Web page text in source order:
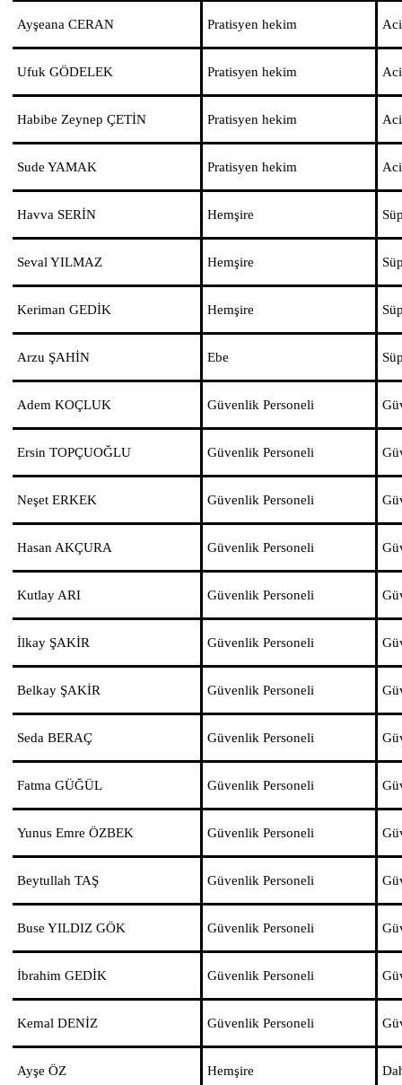
Ayşeana CERAN Pratisyen hekim
Ufuk GÖDELEK Pratisyen hekim
Habibe Zeynep ÇETİN Pratisyen hekim
Sude YAMAK Pratisyen hekim
Havva SERİN Hemşire
Seval YILMAZ Hemşire
Keriman GEDİK Hemşire
Arzu ŞAHİN Ebe
Adem KOÇLUK Güvenlik Personeli
Ersin TOPÇUOĞLU Güvenlik Personeli
Neşet ERKEK Güvenlik Personeli
Hasan AKÇURA Güvenlik Personeli
Kutlay ARI Güvenlik Personeli
İlkay ŞAKİR Güvenlik Personeli
Belkay ŞAKİR Güvenlik Personeli
Seda BERAÇ Güvenlik Personeli
Fatma GÜĞÜL Güvenlik Personeli
Yunus Emre ÖZBEK Güvenlik Personeli
Beytullah TAŞ Güvenlik Personeli
Buse YILDIZ GÖK Güvenlik Personeli
İbrahim GEDİK Güvenlik Personeli
Kemal DENİZ Güvenlik Personeli
Ayşe ÖZ Hemşire